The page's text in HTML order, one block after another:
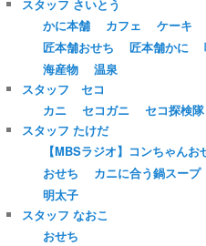
スタッフ さいとう
かに本舗
カフェ ケーキ
匠本舗おせち
匠本舗かに
海産物
温泉
スタッフ セコ
カニ
セコガニ セコ探検隊
スタッフ たけだ
【MBSラジオ】コンちゃんお
おせち
カニに合う鍋スープ
明太子
スタッフ なおこ
おせち